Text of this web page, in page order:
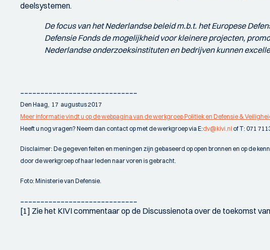
deelsystemen.
De focus van het Nederlandse beleid m.b.t. het Europese
Defensie Fonds de mogelijkheid voor kleinere projecten,
Nederlandse onderzoeksinstituten en bedrijven kunnen
Den Haag, 17 augustus 2017
Meer informatie vindt u op de webpagina van de werkgroep Politiek en Defensie &
Heeft u nog vragen? Neem dan contact op met de werkgroep via E:dv@kivi.nl of T: 071
Disclaimer: De gegeven feiten en meningen zijn gebaseerd op open bronnen en op de
door de werkgroep of haar leden naar voren is gebracht.
Foto: Ministerie van Defensie.
[1] Zie het KIVI commentaar op de Discussienota over de toekomst